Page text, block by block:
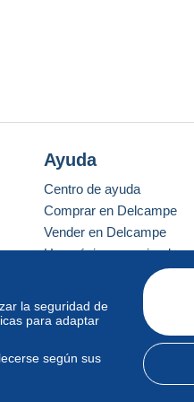
la seguridad de
para adaptar
según sus
Ayuda
Centro de ayuda
Comprar en Delcampe
Vender en Delcampe
Una página securizada